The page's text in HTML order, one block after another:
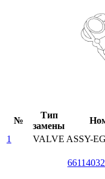
№
Тип
замены
1
VALVE ASSY-